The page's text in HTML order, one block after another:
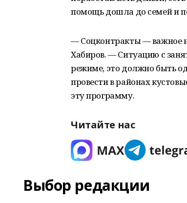
помощь дошла до семей и
— Соцконтракты — важное
Хабиров. — Ситуацию с
режиме, это должно быть
провести в районах
эту программу.
Читайте нас
Выбор редакции